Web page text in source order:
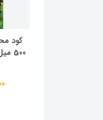
کود
500 میل سیچم(ارسال رایگان)